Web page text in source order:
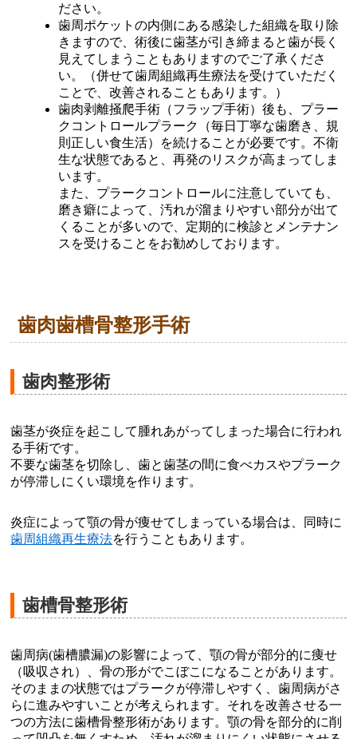
ださい。
歯周ポケットの内側にある感染した組織を取り除
きますので、術後に歯茎が引き締まると歯が長く
見えてしまうこともありますのでご了承くださ
い。（併せて歯周組織再生療法を受けていただく
ことで、改善されることもあります。）
歯肉剥離掻爬手術（フラップ手術）後も、プラー
クコントロールプラーク（毎日丁寧な歯磨き、規
則正しい食生活）を続けることが必要です。不衛
生な状態であると、再発のリスクが高まってしま
います。
また、プラークコントロールに注意していても、
磨き癖によって、汚れが溜まりやすい部分が出て
くることが多いので、定期的に検診とメンテナン
スを受けることをお勧めしております。
歯肉歯槽骨整形手術
歯肉整形術
歯茎が炎症を起こして腫れあがってしまった場合に行われ
る手術です。
不要な歯茎を切除し、歯と歯茎の間に食べカスやプラーク
が停滞しにくい環境を作ります。
炎症によって顎の骨が痩せてしまっている場合は、同時に
歯周組織再生療法を行うこともあります。
歯槽骨整形術
歯周病(歯槽膿漏)の影響によって、顎の骨が部分的に痩せ
（吸収され）、骨の形がでこぼこになることがあります。
そのままの状態ではプラークが停滞しやすく、歯周病がさ
らに進みやすいことが考えられます。それを改善させる一
つの方法に歯槽骨整形術があります。顎の骨を部分的に削